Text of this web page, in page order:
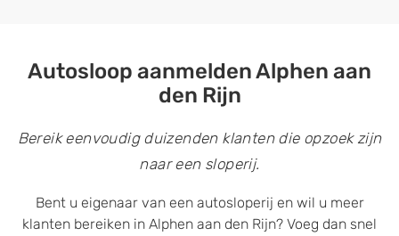
Autosloop aanmelden Alphen aan
den Rijn
Bereik eenvoudig duizenden klanten die opzoek zijn
naar een sloperij.
Bent u eigenaar van een autosloperij en wil u meer
klanten bereiken in Alphen aan den Rijn? Voeg dan snel